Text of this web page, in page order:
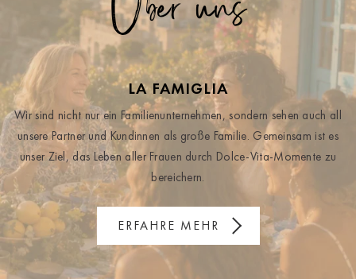
Über uns
LA FAMIGLIA
Wir sind nicht nur ein Familienunternehmen, sondern sehen auch all
unsere Partner und Kundinnen als große Familie. Gemeinsam ist es
unser Ziel, das Leben aller Frauen durch Dolce-Vita-Momente zu
bereichern.
ERFAHRE MEHR